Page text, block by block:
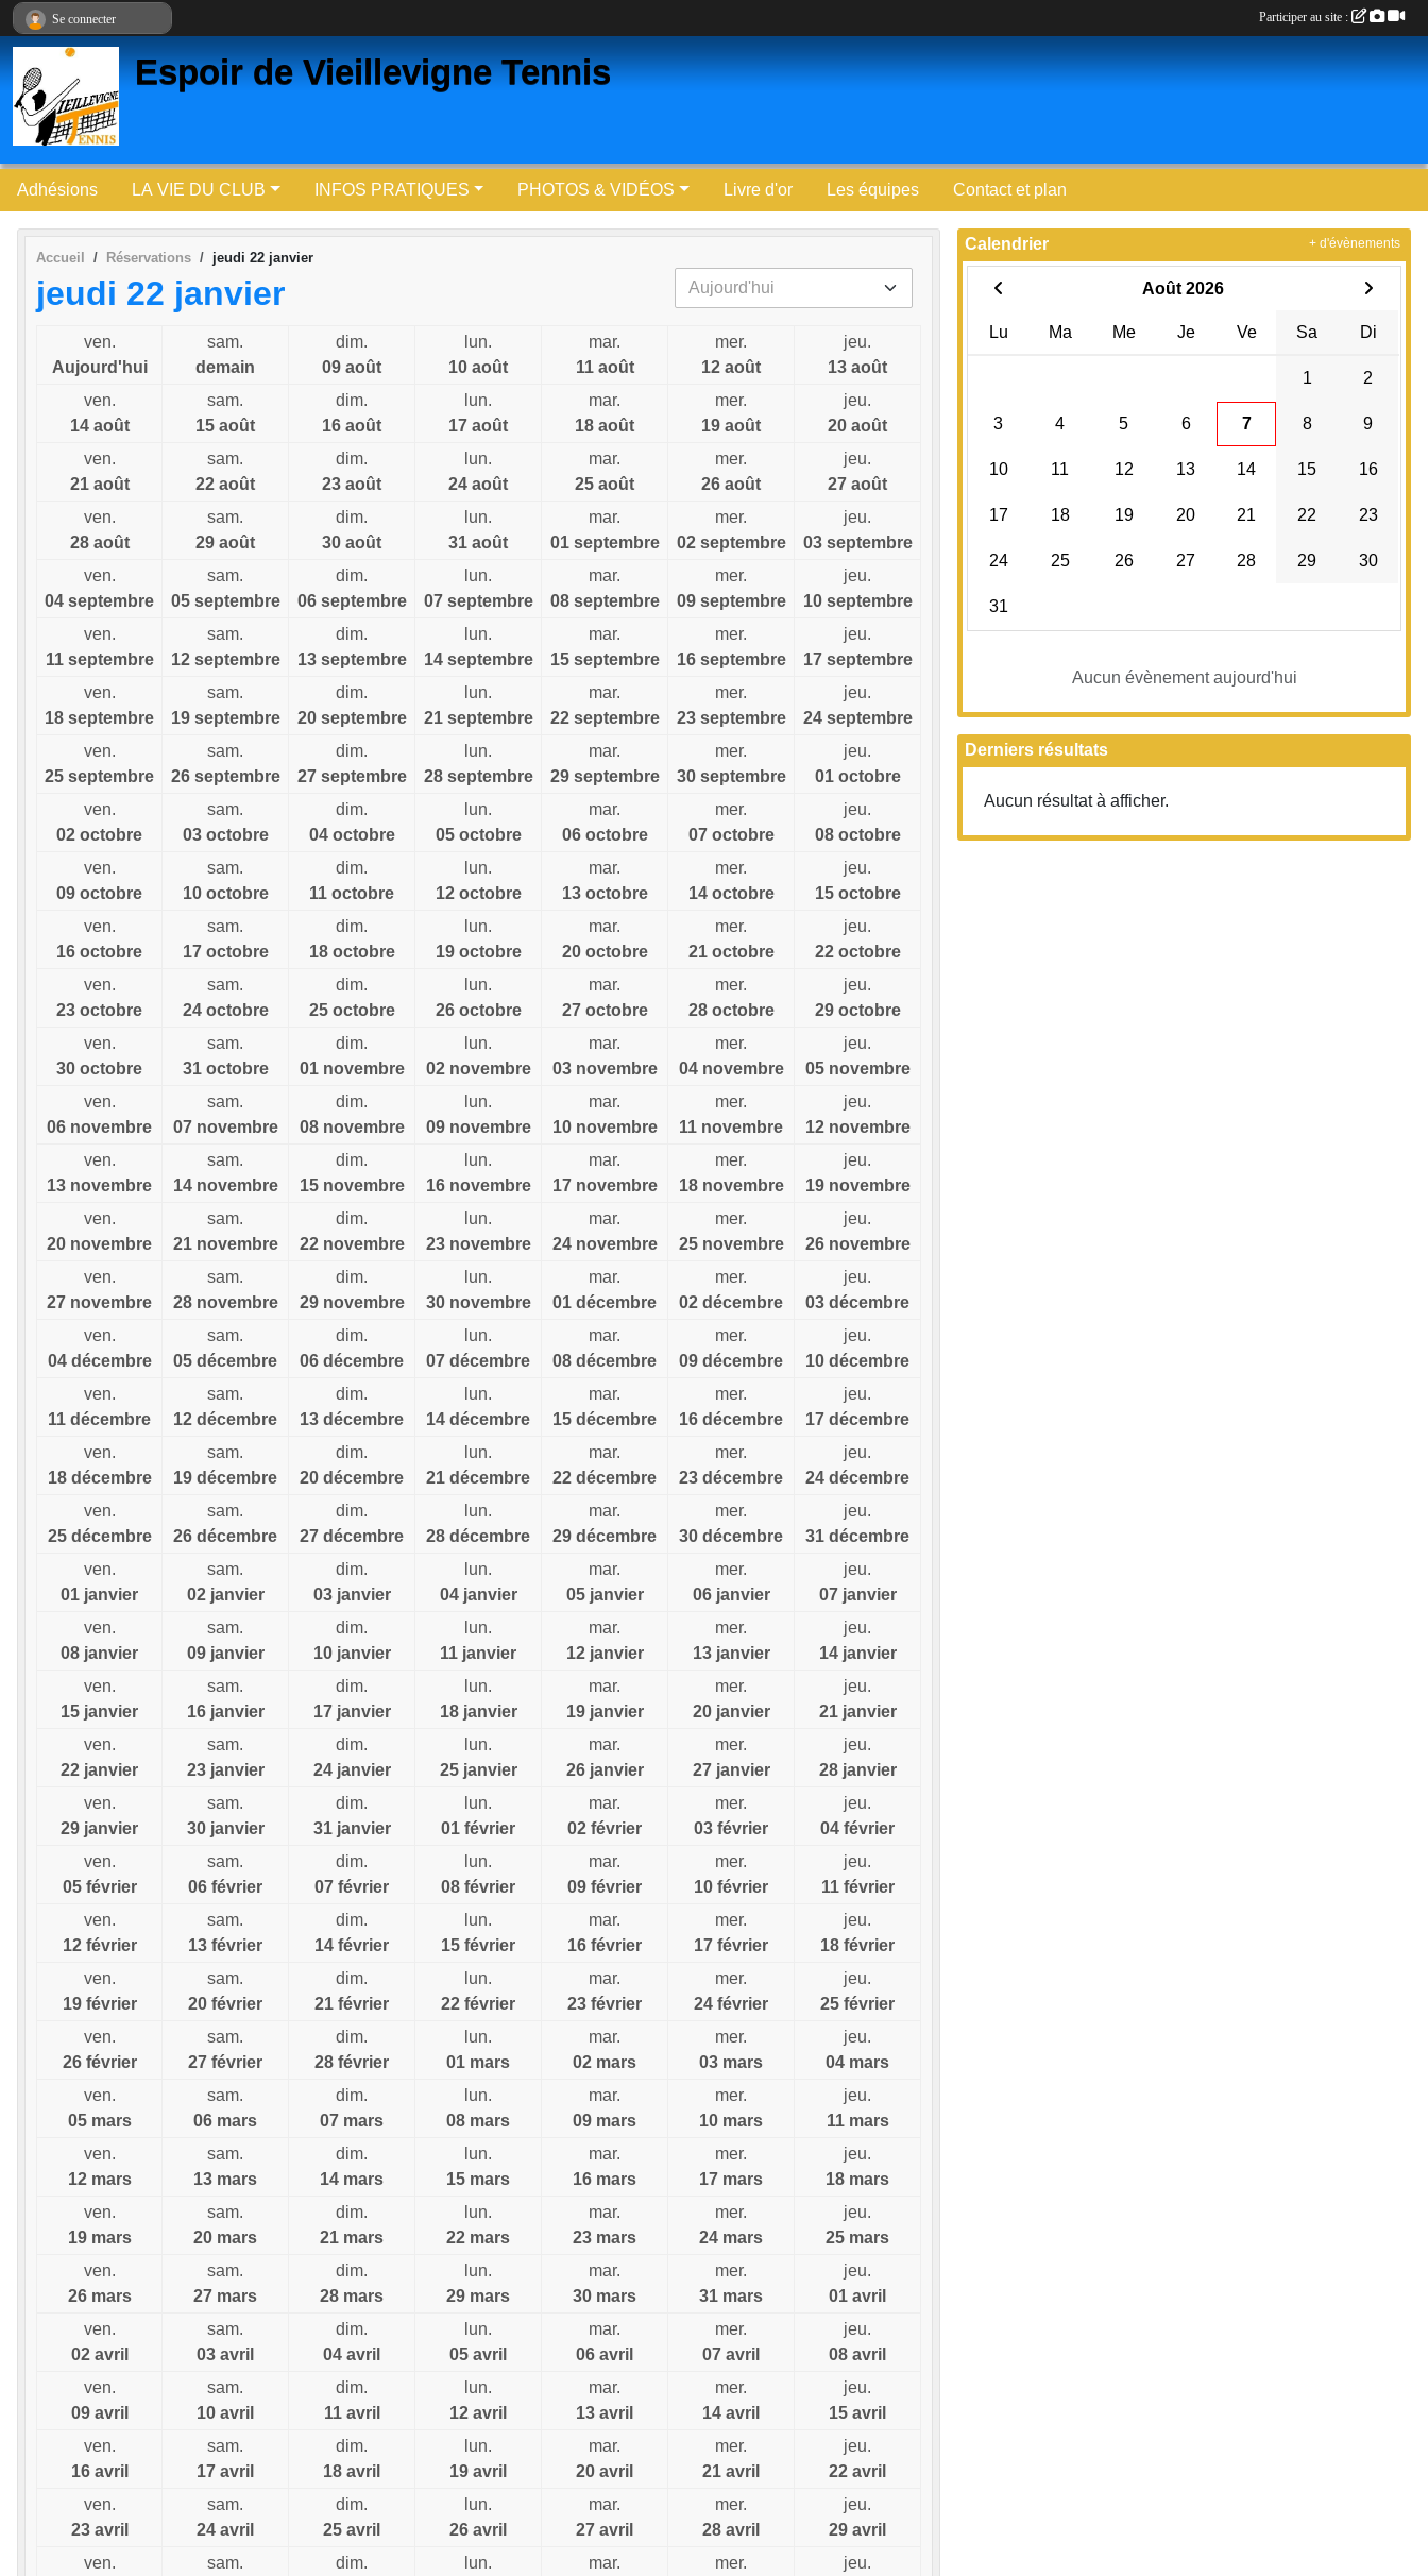
Espoir de Vieillevigne Tennis
Adhésions LA VIE DU CLUB INFOS PRATIQUES PHOTOS & VIDÉOS Livre d'or Les équipes Contact et plan
Accueil Réservations jeudi 22 janvier
jeudi 22 janvier
ven.
Aujourd'hui
sam.
demain
dim.
09 août
lun.
10 août
mar.
11 août
mer.
12 août
jeu.
13 août
ven.
14 août
sam.
15 août
dim.
16 août
lun.
17 août
mar.
18 août
mer.
19 août
jeu.
20 août
ven.
21 août
sam.
22 août
dim.
23 août
lun.
24 août
mar.
25 août
mer.
26 août
jeu.
27 août
ven.
28 août
sam.
29 août
dim.
30 août
lun.
31 août
mar.
01 septembre
mer.
02 septembre
jeu.
03 septembre
ven.
04 septembre
sam.
05 septembre
dim.
06 septembre
lun.
07 septembre
mar.
08 septembre
mer.
09 septembre
jeu.
10 septembre
ven.
11 septembre
sam.
12 septembre
dim.
13 septembre
lun.
14 septembre
mar.
15 septembre
mer.
16 septembre
jeu.
17 septembre
ven.
18 septembre
sam.
19 septembre
dim.
20 septembre
lun.
21 septembre
mar.
22 septembre
mer.
23 septembre
jeu.
24 septembre
ven.
25 septembre
sam.
26 septembre
dim.
27 septembre
lun.
28 septembre
mar.
29 septembre
mer.
30 septembre
jeu.
01 octobre
ven.
02 octobre
sam.
03 octobre
dim.
04 octobre
lun.
05 octobre
mar.
06 octobre
mer.
07 octobre
jeu.
08 octobre
ven.
09 octobre
sam.
10 octobre
dim.
11 octobre
lun.
12 octobre
mar.
13 octobre
mer.
14 octobre
jeu.
15 octobre
ven.
16 octobre
sam.
17 octobre
dim.
18 octobre
lun.
19 octobre
mar.
20 octobre
mer.
21 octobre
jeu.
22 octobre
ven.
23 octobre
sam.
24 octobre
dim.
25 octobre
lun.
26 octobre
mar.
27 octobre
mer.
28 octobre
jeu.
29 octobre
ven.
30 octobre
sam.
31 octobre
dim.
01 novembre
lun.
02 novembre
mar.
03 novembre
mer.
04 novembre
jeu.
05 novembre
ven.
06 novembre
sam.
07 novembre
dim.
08 novembre
lun.
09 novembre
mar.
10 novembre
mer.
11 novembre
jeu.
12 novembre
ven.
13 novembre
sam.
14 novembre
dim.
15 novembre
lun.
16 novembre
mar.
17 novembre
mer.
18 novembre
jeu.
19 novembre
ven.
20 novembre
sam.
21 novembre
dim.
22 novembre
lun.
23 novembre
mar.
24 novembre
mer.
25 novembre
jeu.
26 novembre
ven.
27 novembre
sam.
28 novembre
dim.
29 novembre
lun.
30 novembre
mar.
01 décembre
mer.
02 décembre
jeu.
03 décembre
ven.
04 décembre
sam.
05 décembre
dim.
06 décembre
lun.
07 décembre
mar.
08 décembre
mer.
09 décembre
jeu.
10 décembre
ven.
11 décembre
sam.
12 décembre
dim.
13 décembre
lun.
14 décembre
mar.
15 décembre
mer.
16 décembre
jeu.
17 décembre
ven.
18 décembre
sam.
19 décembre
dim.
20 décembre
lun.
21 décembre
mar.
22 décembre
mer.
23 décembre
jeu.
24 décembre
ven.
25 décembre
sam.
26 décembre
dim.
27 décembre
lun.
28 décembre
mar.
29 décembre
mer.
30 décembre
jeu.
31 décembre
ven.
01 janvier
sam.
02 janvier
dim.
03 janvier
lun.
04 janvier
mar.
05 janvier
mer.
06 janvier
jeu.
07 janvier
ven.
08 janvier
sam.
09 janvier
dim.
10 janvier
lun.
11 janvier
mar.
12 janvier
mer.
13 janvier
jeu.
14 janvier
ven.
15 janvier
sam.
16 janvier
dim.
17 janvier
lun.
18 janvier
mar.
19 janvier
mer.
20 janvier
jeu.
21 janvier
ven.
22 janvier
sam.
23 janvier
dim.
24 janvier
lun.
25 janvier
mar.
26 janvier
mer.
27 janvier
jeu.
28 janvier
ven.
29 janvier
sam.
30 janvier
dim.
31 janvier
lun.
01 février
mar.
02 février
mer.
03 février
jeu.
04 février
ven.
05 février
sam.
06 février
dim.
07 février
lun.
08 février
mar.
09 février
mer.
10 février
jeu.
11 février
ven.
12 février
sam.
13 février
dim.
14 février
lun.
15 février
mar.
16 février
mer.
17 février
jeu.
18 février
ven.
19 février
sam.
20 février
dim.
21 février
lun.
22 février
mar.
23 février
mer.
24 février
jeu.
25 février
ven.
26 février
sam.
27 février
dim.
28 février
lun.
01 mars
mar.
02 mars
mer.
03 mars
jeu.
04 mars
ven.
05 mars
sam.
06 mars
dim.
07 mars
lun.
08 mars
mar.
09 mars
mer.
10 mars
jeu.
11 mars
ven.
12 mars
sam.
13 mars
dim.
14 mars
lun.
15 mars
mar.
16 mars
mer.
17 mars
jeu.
18 mars
ven.
19 mars
sam.
20 mars
dim.
21 mars
lun.
22 mars
mar.
23 mars
mer.
24 mars
jeu.
25 mars
ven.
26 mars
sam.
27 mars
dim.
28 mars
lun.
29 mars
mar.
30 mars
mer.
31 mars
jeu.
01 avril
ven.
02 avril
sam.
03 avril
dim.
04 avril
lun.
05 avril
mar.
06 avril
mer.
07 avril
jeu.
08 avril
ven.
09 avril
sam.
10 avril
dim.
11 avril
lun.
12 avril
mar.
13 avril
mer.
14 avril
jeu.
15 avril
ven.
16 avril
sam.
17 avril
dim.
18 avril
lun.
19 avril
mar.
20 avril
mer.
21 avril
jeu.
22 avril
ven.
23 avril
sam.
24 avril
dim.
25 avril
lun.
26 avril
mar.
27 avril
mer.
28 avril
jeu.
29 avril
ven.
sam.
dim.
lun.
mar.
mer.
jeu.
Calendrier
Août 2026
Lu Ma Me Je Ve Sa Di
1 2
3 4 5 6 7 8 9
10 11 12 13 14 15 16
17 18 19 20 21 22 23
24 25 26 27 28 29 30
31
Aucun évènement aujourd'hui
+ d'évènements
Derniers résultats
Aucun résultat à afficher.
Se connecter Participer au site :
Panneau de gestion des cookies